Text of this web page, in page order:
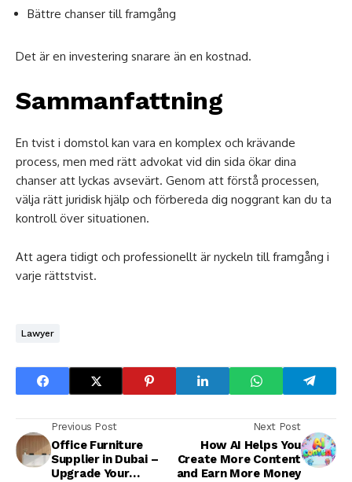
Bättre chanser till framgång
Det är en investering snarare än en kostnad.
Sammanfattning
En tvist i domstol kan vara en komplex och krävande
process, men med rätt advokat vid din sida ökar dina
chanser att lyckas avsevärt. Genom att förstå processen,
välja rätt juridisk hjälp och förbereda dig noggrant kan du ta
kontroll över situationen.
Att agera tidigt och professionellt är nyckeln till framgång i
varje rättstvist.
Lawyer
Previous Post
Office Furniture
Supplier in Dubai –
Upgrade Your
Next Post
How AI Helps You
Create More Content
and Earn More Money